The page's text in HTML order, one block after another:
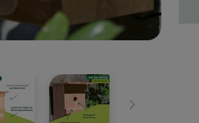
Weiter